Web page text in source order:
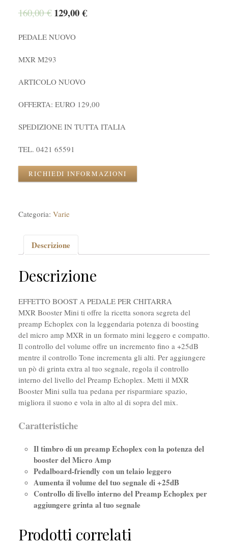
160,00€ 129,00€
PEDALE NUOVO
MXR M293
ARTICOLO NUOVO
OFFERTA: EURO 129,00
SPEDIZIONE IN TUTTA ITALIA
TEL. 0421 65591
RICHIEDI INFORMAZIONI
Categoria: Varie
Descrizione
Descrizione
EFFETTO BOOST A PEDALE PER CHITARRA
MXR Booster Mini ti offre la ricetta sonora segreta del
preamp Echoplex con la leggendaria potenza di boosting
del micro amp MXR in un formato mini leggero e compatto.
Il controllo del volume offre un incremento fino a +25dB
mentre il controllo Tone incrementa gli alti. Per aggiungere
un pò di grinta extra al tuo segnale, regola il controllo
interno del livello del Preamp Echoplex. Metti il MXR
Booster Mini sulla tua pedana per risparmiare spazio,
migliora il suono e vola in alto al di sopra del mix.
Caratteristiche
Il timbro di un preamp Echoplex con la potenza del
booster del Micro Amp
Pedalboard-friendly con un telaio leggero
Aumenta il volume del tuo segnale di +25dB
Controllo di livello interno del Preamp Echoplex per
aggiungere grinta al tuo segnale
Prodotti correlati